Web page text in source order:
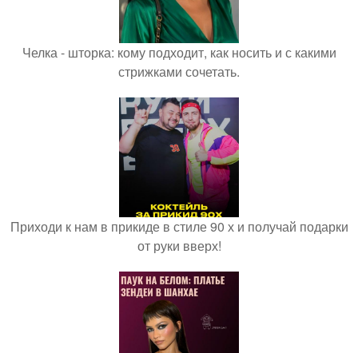
Челка - шторка: кому подходит, как носить и с какими
стрижками сочетать.
Приходи к нам в прикиде в стиле 90 х и получай подарки
от руки вверх!